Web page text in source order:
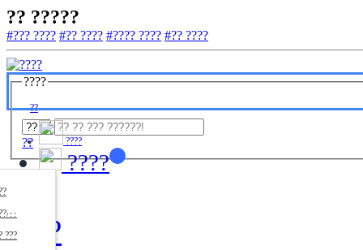
?? ?????
#??? ???? #?? ???? #???? ???? #?? ????
????
??
?? ????
??
???
????
????